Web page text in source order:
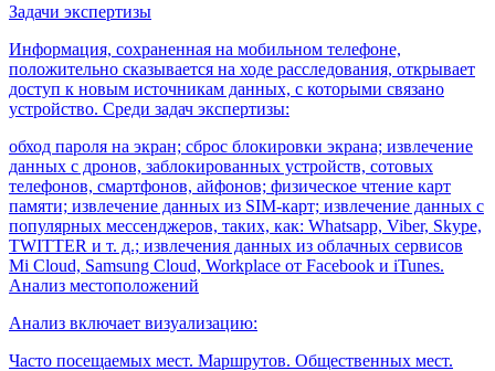
Задачи экспертизы
Информация, сохраненная на мобильном телефоне,
положительно сказывается на ходе расследования, открывает
доступ к новым источникам данных, с которыми связано
устройство. Среди задач экспертизы:
обход пароля на экран; сброс блокировки экрана; извлечение
данных с дронов, заблокированных устройств, сотовых
телефонов, смартфонов, айфонов; физическое чтение карт
памяти; извлечение данных из SIM-карт; извлечение данных с
популярных мессенджеров, таких, как: Whatsapp, Viber, Skype,
TWITTER и т. д.; извлечения данных из облачных сервисов
Mi Cloud, Samsung Cloud, Workplace от Facebook и iTunes.
Анализ местоположений
Анализ включает визуализацию:
Часто посещаемых мест. Маршрутов. Общественных мест.